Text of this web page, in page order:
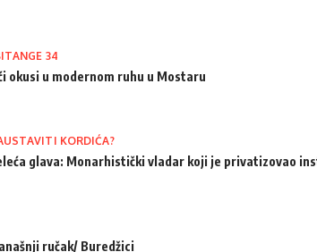
34
okusi u modernom ruhu u Mostaru
KORDIĆA?
glava: Monarhistički vladar koji je privatizovao
ručak/ Buredžici